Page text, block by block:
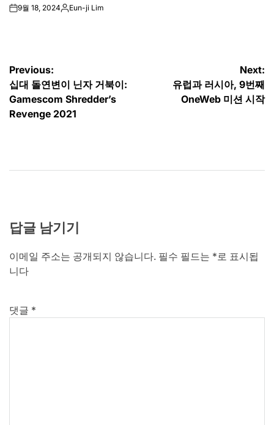
on9월 18, 2024Posted
Eun-ji Lim
글
탐
색
Previous:
십대 돌연변이 닌자 거북이:
Gamescom Shredder’s
Revenge 2021
Next:
유럽과 러시아, 9번째
OneWeb 미션 시작
답글 남기기
이메일 주소는 공개되지 않습니다. 필수 필드는 *로 표시됩
니다
댓글 *